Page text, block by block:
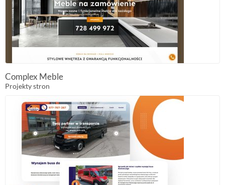
Complex Meble
Projekty stron